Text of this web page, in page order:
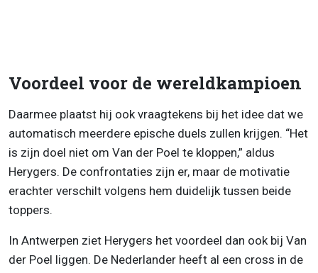
Voordeel voor de wereldkampioen
Daarmee plaatst hij ook vraagtekens bij het idee dat we
automatisch meerdere epische duels zullen krijgen. “Het
is zijn doel niet om Van der Poel te kloppen,” aldus
Herygers. De confrontaties zijn er, maar de motivatie
erachter verschilt volgens hem duidelijk tussen beide
toppers.
In Antwerpen ziet Herygers het voordeel dan ook bij Van
der Poel liggen. De Nederlander heeft al een cross in de